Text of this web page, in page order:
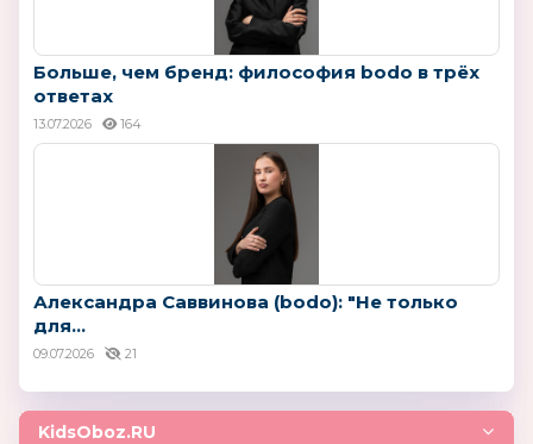
Больше, чем бренд: философия bodo в трёх
ответах
13.07.2026 164
Александра Саввинова (bodo): "Не только
для...
09.07.2026 21
KidsOboz.RU